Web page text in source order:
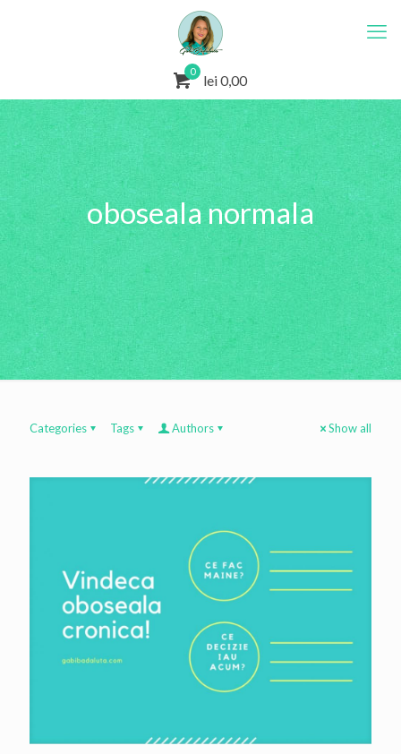
0
lei 0,00
oboseala normala
Categories Tags Authors Show all